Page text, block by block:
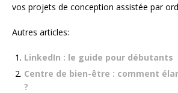
vos projets de conception assistée par
Autres articles:
LinkedIn : le guide pour débutants
Centre de bien-être : comment
?